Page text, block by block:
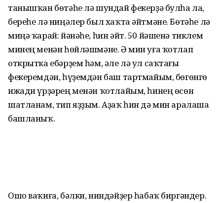
танышҡан бөтәһе лә шундай фекерҙә булһа ла,
береһе лә ниңәлер был хаҡта әйтмәне. Бөтәһе лә
миңә ҡарай: йәнәһе, һин әйт. 50 йәшенә тиклем
минең менән һөйләшмәне. Ә мин уға ҡотлап
открытка ебәрҙем һәм, әле лә ул саҡтағы
фекеремдән, һүҙемдән баш тартмайым, бөгөнгө
ижади үрҙәрең менән ҡотлайым, һинең өсөн
шатланам, тип яҙҙым. Аҙаҡ һин дә мин аралаша
башланыҡ.
Ошо ваҡиға, бәлки, ниндәйҙер һабаҡ биргәндер.